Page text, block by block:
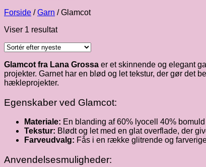
Forside / Garn /Glamcot
Viser 1 resultat
Glamcot fra Lana Grossa er et skinnende og elegant
projekter. Garnet har en blød og let tekstur, der gør det
hækleprojekter.
Egenskaber ved Glamcot:
Materiale: En blanding af 60% lyocell 40% bomuld
Tekstur: Blødt og let med en glat overflade, der
Farveudvalg: Fås i en række glitrende og
Anvendelsesmuligheder: